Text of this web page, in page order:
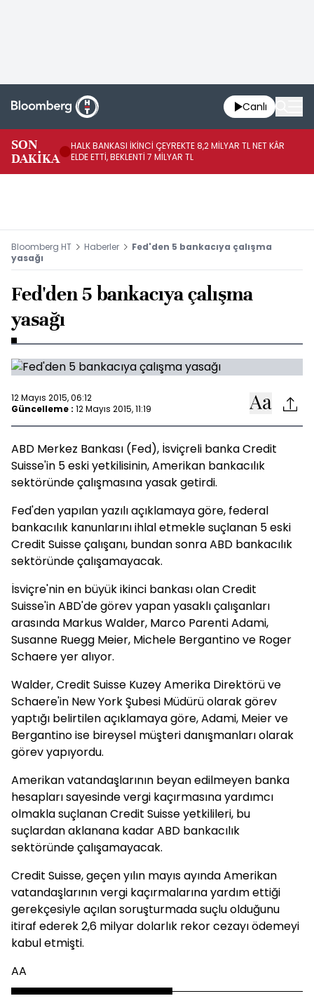
Canlı
SON
DAKİKA
HALK BANKASI İKİNCİ ÇEYREKTE 8,2 MİLYAR TL NET KÂR
ELDE ETTİ, BEKLENTİ 7 MİLYAR TL
Bloomberg HT Haberler
Fed'den 5 bankacıya çalışma
yasağı
Fed'den 5 bankacıya çalışma
yasağı
12 Mayıs 2015, 06:12
Güncelleme : 12 Mayıs 2015, 11:19
ABD Merkez Bankası (Fed), İsviçreli banka Credit
Suisse'in 5 eski yetkilisinin, Amerikan bankacılık
sektöründe çalışmasına yasak getirdi.
Fed'den yapılan yazılı açıklamaya göre, federal
bankacılık kanunlarını ihlal etmekle suçlanan 5 eski
Credit Suisse çalışanı, bundan sonra ABD bankacılık
sektöründe çalışamayacak.
İsviçre'nin en büyük ikinci bankası olan Credit
Suisse'in ABD'de görev yapan yasaklı çalışanları
arasında Markus Walder, Marco Parenti Adami,
Susanne Ruegg Meier, Michele Bergantino ve Roger
Schaere yer alıyor.
Walder, Credit Suisse Kuzey Amerika Direktörü ve
Schaere'in New York Şubesi Müdürü olarak görev
yaptığı belirtilen açıklamaya göre, Adami, Meier ve
Bergantino ise bireysel müşteri danışmanları olarak
görev yapıyordu.
Amerikan vatandaşlarının beyan edilmeyen banka
hesapları sayesinde vergi kaçırmasına yardımcı
olmakla suçlanan Credit Suisse yetkilileri, bu
suçlardan aklanana kadar ABD bankacılık
sektöründe çalışamayacak.
Credit Suisse, geçen yılın mayıs ayında Amerikan
vatandaşlarının vergi kaçırmalarına yardım ettiği
gerekçesiyle açılan soruşturmada suçlu olduğunu
itiraf ederek 2,6 milyar dolarlık rekor cezayı ödemeyi
kabul etmişti.
AA